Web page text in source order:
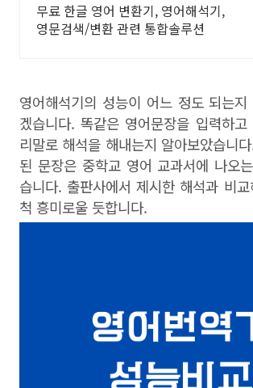
무료 한글 영어 변환기, 영어해석기,
영문검색/변환 관련 통합솔루션
영어해석기의 성능이 어느 정도 되는
겠습니다. 똑같은 영어문장을 입력하
리말로 해석을 해내는지 알아보았습니
된 문장은 중학교 영어 교과서에 나오
습니다. 출판사에서 제시한 해석과 비
척 흥미로울 듯합니다.